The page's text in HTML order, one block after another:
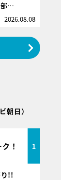
部…
2026.08.08
朝日）
！ 1
!!